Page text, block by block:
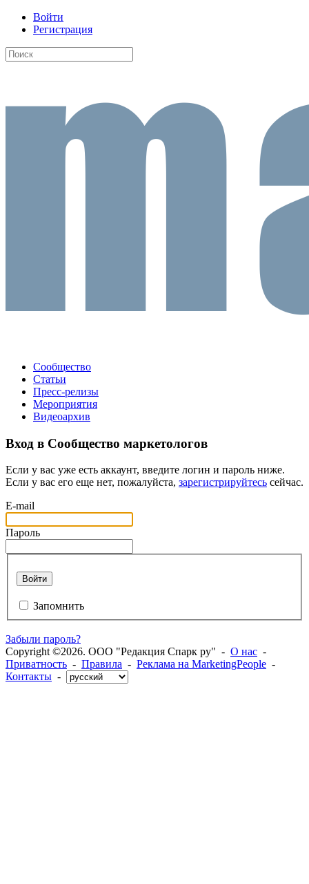
Войти
Регистрация
Сообщество
Статьи
Пресс-релизы
Мероприятия
Видеоархив
Вход в Сообщество маркетологов
Если у вас уже есть аккаунт, введите логин и пароль ниже.
Если у вас его еще нет, пожалуйста, зарегистрируйтесь сейчас.
E-mail
Пароль
Войти
Запомнить
Забыли пароль?
Copyright ©2026. ООО "Редакция Спарк ру" - О нас -
Приватность - Правила - Реклама на MarketingPeople -
Контакты -